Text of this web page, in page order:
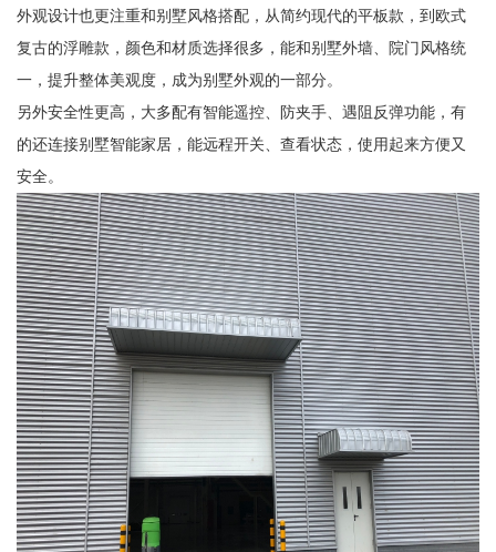
外观设计也更注重和别墅风格搭配，从简约现代的平板款，到欧式
复古的浮雕款，颜色和材质选择很多，能和别墅外墙、院门风格统
一，提升整体美观度，成为别墅外观的一部分。
另外安全性更高，大多配有智能遥控、防夹手、遇阻反弹功能，有
的还连接别墅智能家居，能远程开关、查看状态，使用起来方便又
安全。